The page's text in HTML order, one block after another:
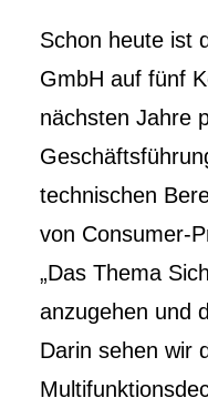
Schon heute ist
GmbH auf fünf
nächsten Jahre
technischen
von Consumer-
„Das Thema
anzugehen und
Darin sehen wir